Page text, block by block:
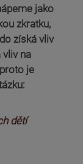
jako
zkratku,
získá vliv
vliv na
je
dětí